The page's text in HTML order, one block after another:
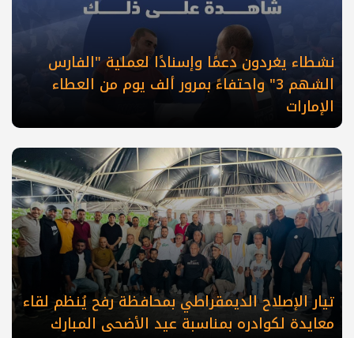
نشطاء يغردون دعمًا وإسنادًا لعملية "الفارس
الشهم 3" واحتفاءً بمرور ألف يوم من العطاء
الإمارات
تيار الإصلاح الديمقراطي بمحافظة رفح يُنظم لقاء
معايدة لكوادره بمناسبة عيد الأضحى المبارك